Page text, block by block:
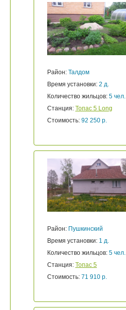
Район: Талдом
Время установки: 2 д.
Количество жильцов: 5 чел.
Станция: Топас 5 Long
Стоимость: 92 250 р.
Район: Пушкинский
Время установки: 1 д.
Количество жильцов: 5 чел.
Станция: Топас 5
Стоимость: 71 910 р.